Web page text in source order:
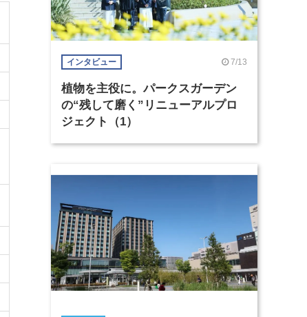
インタビュー 7/13
植物を主役に。パークスガーデン
の“残して磨く”リニューアルプロ
ジェクト（1）